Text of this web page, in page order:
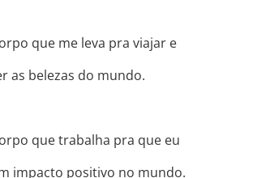
que me leva pra viajar e
as belezas do mundo.
que trabalha pra que eu
impacto positivo no mundo.